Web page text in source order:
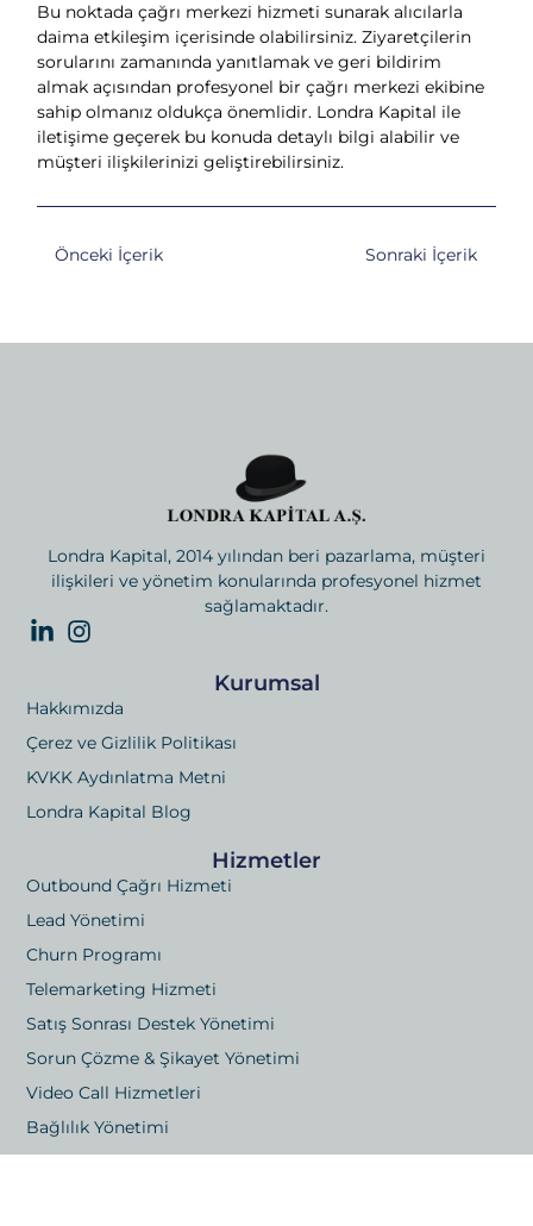
Bu noktada çağrı merkezi hizmeti sunarak alıcılarla
daima etkileşim içerisinde olabilirsiniz. Ziyaretçilerin
sorularını zamanında yanıtlamak ve geri bildirim
almak açısından profesyonel bir çağrı merkezi ekibine
sahip olmanız oldukça önemlidir. Londra Kapital ile
iletişime geçerek bu konuda detaylı bilgi alabilir ve
müşteri ilişkilerinizi geliştirebilirsiniz.
Önceki İçerik Sonraki İçerik
Londra Kapital, 2014 yılından beri pazarlama, müşteri
ilişkileri ve yönetim konularında profesyonel hizmet
sağlamaktadır.
Hizmetler
Outbound Çağrı Hizmeti
Lead Yönetimi
Churn Programı
Telemarketing Hizmeti
Satış Sonrası Destek Yönetimi
Sorun Çözme & Şikayet Yönetimi
Video Call Hizmetleri
Bağlılık Yönetimi
Hoş Geldiniz Çağrıları
Kurumsal
Hakkımızda
Çerez ve Gizlilik Politikası
KVKK Aydınlatma Metni
Londra Kapital Blog